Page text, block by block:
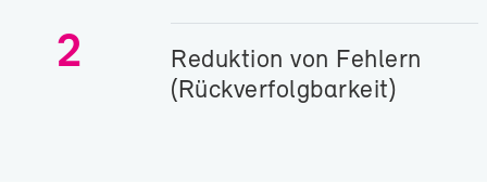
2
Re­duk­ti­on von Feh­lern
(Rück­ver­folg­bar­keit)